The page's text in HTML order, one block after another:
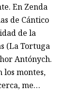
En Zenda
de Cántico
de la
(La Tortuga
Antónych.
montes,
me…